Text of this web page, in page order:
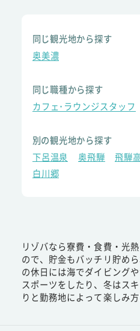
同じ観光地から探す
奥美濃
同じ職種から探す
カフェ･ラウンジスタッフ
別の観光地から探す
下呂温泉
奥飛騨 飛騨
白川郷
リゾバなら寮費・食費・光
ので、貯金もバッチリ貯め
の休日には海でダイビング
スポーツをしたり、冬はス
りと勤務地によって楽しみ